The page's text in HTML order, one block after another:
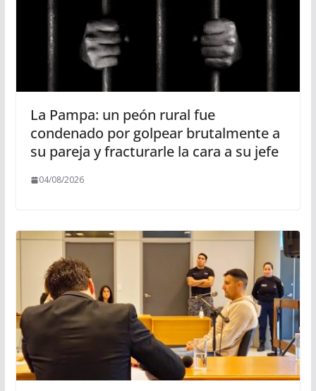
La Pampa: un peón rural fue
condenado por golpear brutalmente a
su pareja y fracturarle la cara a su jefe
04/08/2026